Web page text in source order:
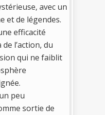
avec un
et de légendes.
efficacité
l’action, du
qui ne faiblit
peu
sortie de